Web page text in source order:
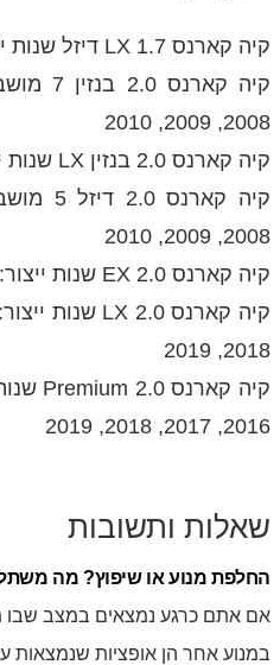
קיה קארנס 1.7 LX דיזל שנות ייצור: 2017, 2018, 2019
2008, 2009, 2010
קיה קארנס 2.0 בנזין LX שנות ייצור: 2011, 2012
2008, 2009, 2010
קיה קארנס 2.0 EX שנות ייצור: 2013, 2014
2018, 2019
2016, 2017, 2018, 2019
שאלות ותשובות
החלפת מנוע או שיפוץ? מה
אם אתם כרגע נמצאים במצב שבו
במנוע אחר הן אופציות שנמצאות